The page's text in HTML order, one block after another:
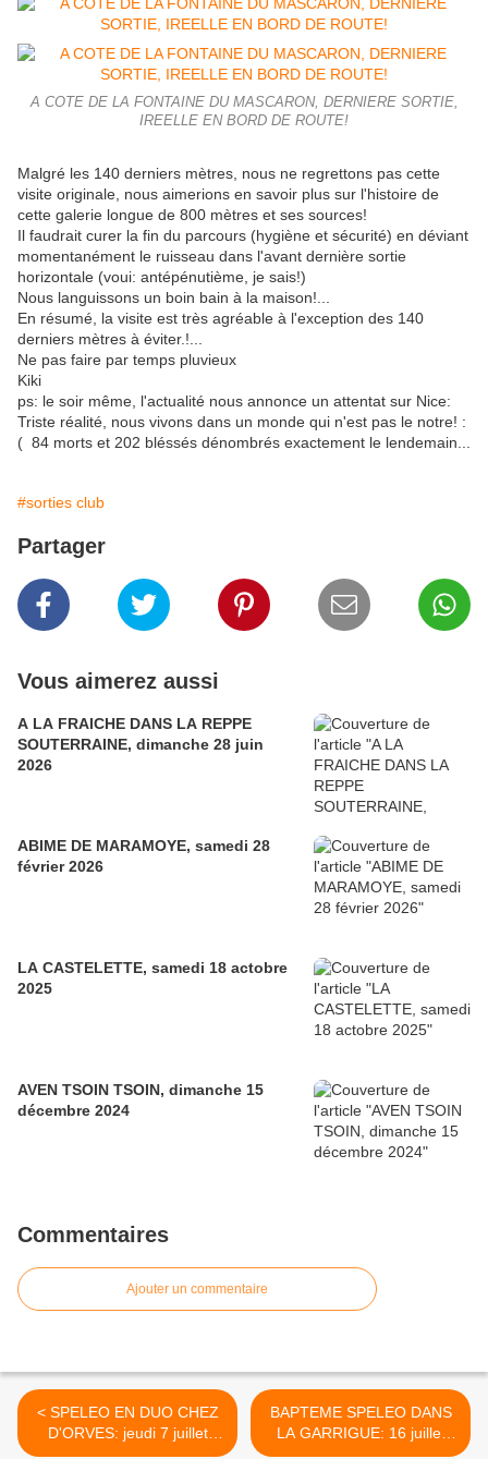
A COTE DE LA FONTAINE DU MASCARON, DERNIERE SORTIE,
IREELLE EN BORD DE ROUTE!
Malgré les 140 derniers mètres, nous ne regrettons pas cette
visite originale, nous aimerions en savoir plus sur l'histoire de
cette galerie longue de 800 mètres et ses sources!
Il faudrait curer la fin du parcours (hygiène et sécurité) en déviant
momentanément le ruisseau dans l'avant dernière sortie
horizontale (voui: antépénutième, je sais!)
Nous languissons un boin bain à la maison!...
En résumé, la visite est très agréable à l'exception des 140
derniers mètres à éviter.!...
Ne pas faire par temps pluvieux
Kiki
ps: le soir même, l'actualité nous annonce un attentat sur Nice:
Triste réalité, nous vivons dans un monde qui n'est pas le notre! :
( 84 morts et 202 bléssés dénombrés exactement le lendemain...
#sorties club
Partager
Vous aimerez aussi
A LA FRAICHE DANS LA REPPE
SOUTERRAINE, dimanche 28 juin
2026
ABIME DE MARAMOYE, samedi 28
février 2026
LA CASTELETTE, samedi 18 actobre
2025
AVEN TSOIN TSOIN, dimanche 15
décembre 2024
Commentaires
Ajouter un commentaire
< SPELEO EN DUO CHEZ
D'ORVES: jeudi 7 juillet
2016
BAPTEME SPELEO DANS
LA GARRIGUE: 16 juillet
2016 >